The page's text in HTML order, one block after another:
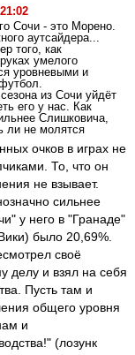
Сочи - это Морено.
аутсайдера...
того, как
умелого
уровневыми и
из Сочи уйдёт
его у нас. Как
Слишковича,
ли не молятся
очков в играх не
То, что он
не взывает.
сильнее
у него в "Гранаде"
было 20,69%.
своё
делу и взял на себя
Пусть там и
общего уровня
и
(лозунк